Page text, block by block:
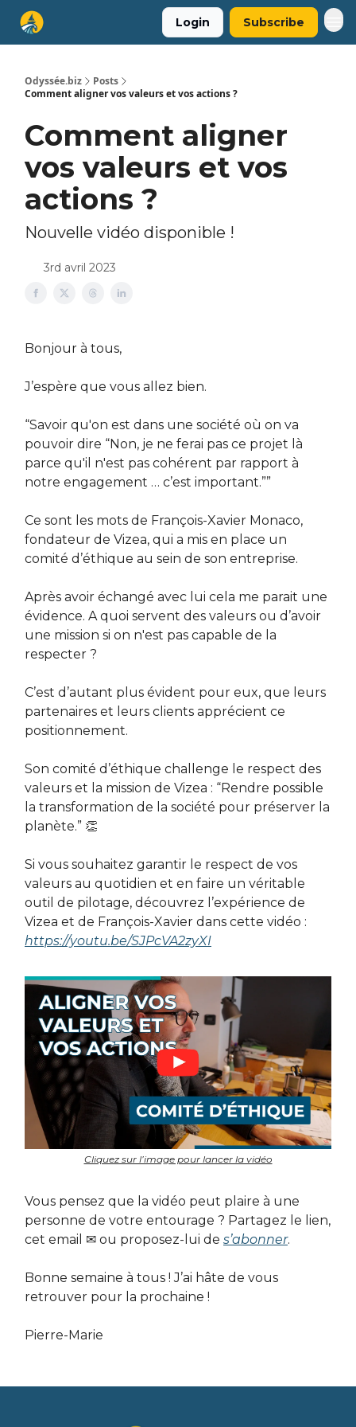
Login Subscribe
Odyssée.biz
Posts
Comment aligner vos valeurs et vos actions ?
Comment aligner
vos valeurs et vos
actions ?
Nouvelle vidéo disponible !
3rd avril 2023
Bonjour à tous,
J’espère que vous allez bien.
“Savoir qu'on est dans une société où on va
pouvoir dire “Non, je ne ferai pas ce projet là
parce qu'il n'est pas cohérent par rapport à
notre engagement … c’est important.””
Ce sont les mots de François-Xavier Monaco,
fondateur de Vizea, qui a mis en place un
comité d’éthique au sein de son entreprise.
Après avoir échangé avec lui cela me parait une
évidence. A quoi servent des valeurs ou d’avoir
une mission si on n'est pas capable de la
respecter ?
C’est d’autant plus évident pour eux, que leurs
partenaires et leurs clients apprécient ce
positionnement.
Son comité d’éthique challenge le respect des
valeurs et la mission de Vizea : “Rendre possible
la transformation de la société pour préserver la
planète.” 👏
Si vous souhaitez garantir le respect de vos
valeurs au quotidien et en faire un véritable
outil de pilotage, découvrez l’expérience de
Vizea et de François-Xavier dans cette vidéo :
https://youtu.be/SJPcVA2zyXI
Cliquez sur l’image pour lancer la vidéo
Vous pensez que la vidéo peut plaire à une
personne de votre entourage ? Partagez le lien,
cet email ✉️ ou proposez-lui de s’abonner.
Bonne semaine à tous ! J’ai hâte de vous
retrouver pour la prochaine !
Pierre-Marie